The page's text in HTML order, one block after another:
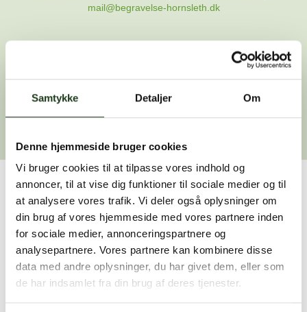
Samtykke Detaljer Om
Denne hjemmeside bruger cookies
Vi bruger cookies til at tilpasse vores indhold og
annoncer, til at vise dig funktioner til sociale medier og til
at analysere vores trafik. Vi deler også oplysninger om
din brug af vores hjemmeside med vores partnere inden
for sociale medier, annonceringspartnere og
analysepartnere. Vores partnere kan kombinere disse
data med andre oplysninger, du har givet dem, eller som
de har indsamlet fra din brug af deres tjenester.
mail@begravelse-hornsleth.dk
Gå tilbage
Har du brug for hjælp?
Vi er her for at hjælpe dig. Du er velkommen til at kontakte
os, hvis du har spørgsmål eller brug for assistance.
59 45 10 14
Find nærmeste afdeling